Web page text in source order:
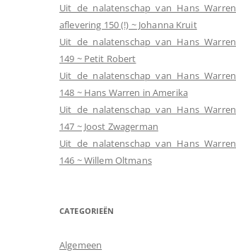
Uit de nalatenschap van Hans Warren
aflevering 150 (!) ~ Johanna Kruit
Uit de nalatenschap van Hans Warren
149 ~ Petit Robert
Uit de nalatenschap van Hans Warren
148 ~ Hans Warren in Amerika
Uit de nalatenschap van Hans Warren
147 ~ Joost Zwagerman
Uit de nalatenschap van Hans Warren
146 ~ Willem Oltmans
CATEGORIEËN
Algemeen